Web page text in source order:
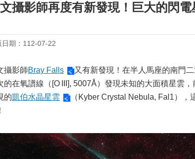
攝影師再度有新發現！巨大的閃電
日期：112-07-22
攝影師Bray Falls
又有新發現！在半人馬座的南門
的在氧譜線（[O III], 5007Å）發現未知的大面積星雲，
的凱伯水晶星雲
（Kyber Crystal Nebula, Fal1）